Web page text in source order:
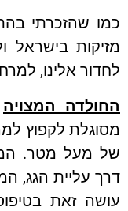
בישראל
אלינו, למרחב
המצויה–
מעל מטר.
עליית הגג,
זאת בטיפוס